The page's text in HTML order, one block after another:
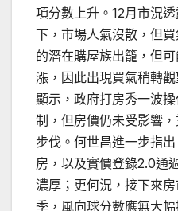
項分數上升。12月市況
下，市場人氣沒散，但
的潛在購屋族出籠，但
漲，因此出現買氣稍轉
顯示，政府打房秀一波
制，但房價仍未受影響
步伐。何世昌進一步指
房，以及實價登錄2.0通
濃厚；更何況，接下來
季，風向球分數應無大